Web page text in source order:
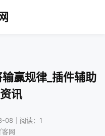
赢规律_插件辅助
讯
08｜阅读：1
客网